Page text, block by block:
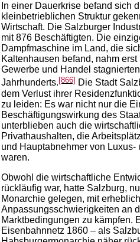
In einer Dauerkrise befand sich
kleinbetrieblichen Struktur
Wirtschaft. Die Salzburger
mit 876 Beschäftigten. Die
Dampfmaschine im Land, die
Kaltenhausen befand, nahm
Gewerbe und Handel
Jahrhunderts.[866] Die Stadt
dem Verlust ihrer
zu leiden: Es war nicht nur die
Beschäftigungswirkung des
unterblieben auch die
Privathaushalten, die
und Hauptabnehmer von Luxus-
waren.
Obwohl die wirtschaftliche
rückläufig war, hatte Salzburg,
Monarchie gelegen, mit
Anpassungsschwierigkeiten an
Marktbedingungen zu kämpfen.
Eisenbahnnetz 1860 – als